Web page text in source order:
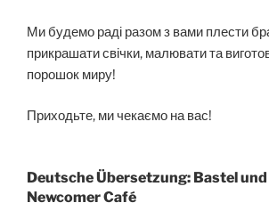
Ми будемо раді разом з вами плести
прикрашати свічки, малювати та
порошок миру!
Приходьте, ми чекаємо на вас!
Deutsche Übersetzung: Bastel
Newcomer Café